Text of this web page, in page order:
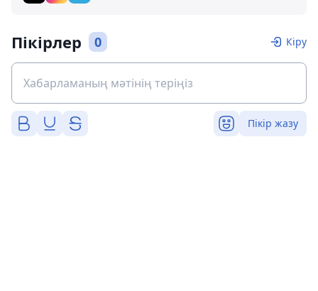
Пікірлер 0 Кіру
Пікір жазу